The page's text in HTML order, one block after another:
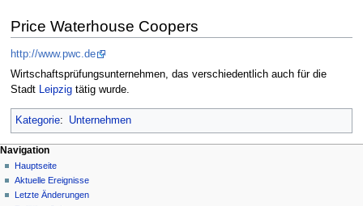
Navigation
springen
Suche
springen
Price Waterhouse Coopers
http://www.pwc.de
Wirtschaftsprüfungsunternehmen, das verschiedentlich auch für die
Stadt Leipzigtätig wurde.
Kategorie: Unternehmen
Navigation
Hauptseite
Aktuelle Ereignisse
Letzte Änderungen